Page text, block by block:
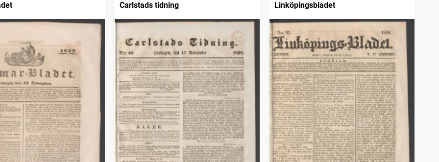
Carlstads tidning
Linköpingsbladet